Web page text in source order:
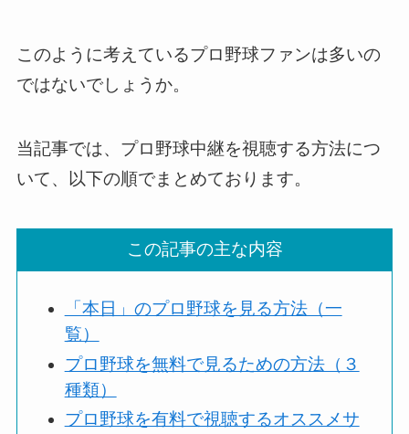
このように考えているプロ野球ファンは多いの
ではないでしょうか。
当記事では、プロ野球中継を視聴する方法につ
いて、以下の順でまとめております。
この記事の主な内容
「本日」のプロ野球を見る方法（一
覧）
プロ野球を無料で見るための方法（３
種類）
プロ野球を有料で視聴するオススメサ